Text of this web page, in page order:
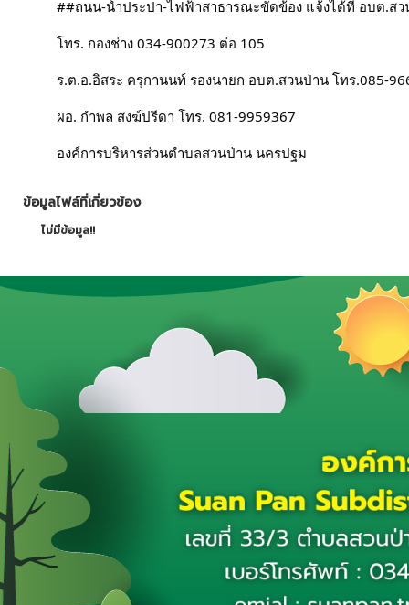
	#
#ถนน-น้ำประปา-ไฟฟ้าสาธารณะขัดข้อง แจ้งได้ที่ อบต.ส
	โทร. กองช่าง 034-900273 ต่อ 105
ร.ต.อ.อิสระ ครุกานนท์ รองนายก อบต.สวนป่าน โทร.085-
	ผอ. กำพล สงฆ์ปรีดา โทร. 081-9959367
	องค์การบริหารส่วนตำบลสวนป่าน นครปฐม
ข้อมูลไฟล์ที่เกี่ยวข้อง
ไม่มีข้อมูล!!